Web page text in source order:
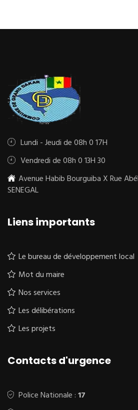
Lundi - Jeudi de 08h 0 17H
Vendredi de 08h 0 13H 30
Avenue Habib Bourguiba X Rue
SENEGAL
Liens importants
Le bureau de développement local
Mot du maire
Nos services
Les délibérations
Les projets
Contacts d'urgence
Police Nationale :17